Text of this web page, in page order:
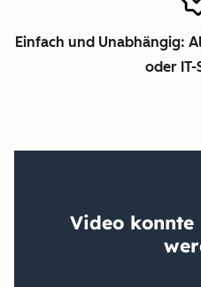
Einfach und Unabhängig:
oder